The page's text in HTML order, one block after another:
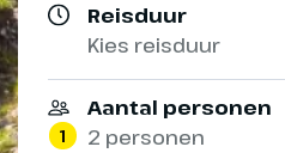
Reisduur
Kies reisduur
Aantal personen
1 2 personen